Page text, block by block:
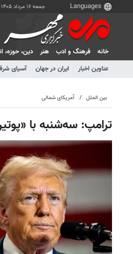
جمعه ۱۶ مرداد ۱۴۰۵
خانه فرهنگ و ادب هنر دين، حوزه،
عناوین اخبار
ایران در جهان آسیای
بین الملل آمریکای شمالی
ترامپ: سه‌شنبه با